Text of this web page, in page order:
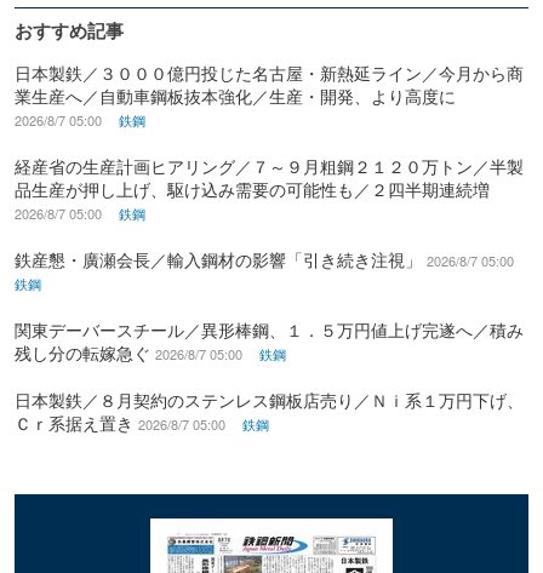
おすすめ記事
日本製鉄／３０００億円投じた名古屋・新熱延ライン／今月から商
業生産へ／自動車鋼板抜本強化／生産・開発、より高度に
2026/8/7 05:00 鉄鋼
経産省の生産計画ヒアリング／７～９月粗鋼２１２０万トン／半製
品生産が押し上げ、駆け込み需要の可能性も／２四半期連続増
2026/8/7 05:00 鉄鋼
鉄産懇・廣瀬会長／輸入鋼材の影響「引き続き注視」
2026/8/7 05:00
鉄鋼
関東デーバースチール／異形棒鋼、１．５万円値上げ完遂へ／積み
残し分の転嫁急ぐ 2026/8/7 05:00 鉄鋼
日本製鉄／８月契約のステンレス鋼板店売り／Ｎｉ系１万円下げ、
Ｃｒ系据え置き 2026/8/7 05:00 鉄鋼